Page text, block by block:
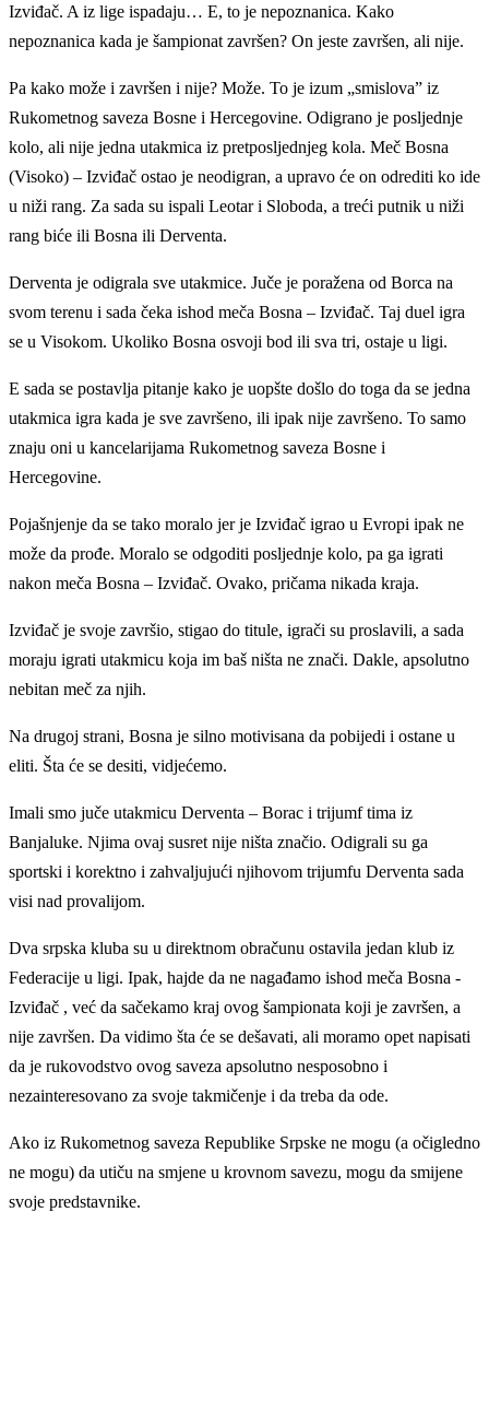
Izviđač. A iz lige ispadaju… E, to je nepoznanica. Kako
nepoznanica kada je šampionat završen? On jeste završen, ali nije.
Pa kako može i završen i nije? Može. To je izum „smislova” iz
Rukometnog saveza Bosne i Hercegovine. Odigrano je posljednje
kolo, ali nije jedna utakmica iz pretposljednjeg kola. Meč Bosna
(Visoko) – Izviđač ostao je neodigran, a upravo će on odrediti ko ide
u niži rang. Za sada su ispali Leotar i Sloboda, a treći putnik u niži
rang biće ili Bosna ili Derventa.
Derventa je odigrala sve utakmice. Juče je poražena od Borca na
svom terenu i sada čeka ishod meča Bosna – Izviđač. Taj duel igra
se u Visokom. Ukoliko Bosna osvoji bod ili sva tri, ostaje u ligi.
E sada se postavlja pitanje kako je uopšte došlo do toga da se jedna
utakmica igra kada je sve završeno, ili ipak nije završeno. To samo
znaju oni u kancelarijama Rukometnog saveza Bosne i
Hercegovine.
Pojašnjenje da se tako moralo jer je Izviđač igrao u Evropi ipak ne
može da prođe. Moralo se odgoditi posljednje kolo, pa ga igrati
nakon meča Bosna – Izviđač. Ovako, pričama nikada kraja.
Izviđač je svoje završio, stigao do titule, igrači su proslavili, a sada
moraju igrati utakmicu koja im baš ništa ne znači. Dakle, apsolutno
nebitan meč za njih.
Na drugoj strani, Bosna je silno motivisana da pobijedi i ostane u
eliti. Šta će se desiti, vidjećemo.
Imali smo juče utakmicu Derventa – Borac i trijumf tima iz
Banjaluke. Njima ovaj susret nije ništa značio. Odigrali su ga
sportski i korektno i zahvaljujući njihovom trijumfu Derventa sada
visi nad provalijom.
Dva srpska kluba su u direktnom obračunu ostavila jedan klub iz
Federacije u ligi. Ipak, hajde da ne nagađamo ishod meča Bosna -
Izviđač , već da sačekamo kraj ovog šampionata koji je završen, a
nije završen. Da vidimo šta će se dešavati, ali moramo opet napisati
da je rukovodstvo ovog saveza apsolutno nesposobno i
nezainteresovano za svoje takmičenje i da treba da ode.
Ako iz Rukometnog saveza Republike Srpske ne mogu (a očigledno
ne mogu) da utiču na smjene u krovnom savezu, mogu da smijene
svoje predstavnike.